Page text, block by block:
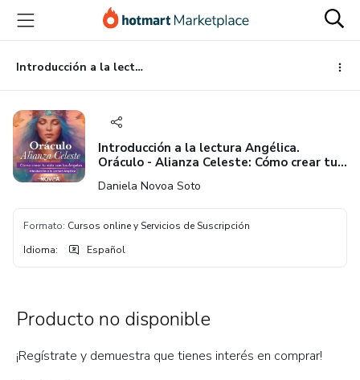
principal
página
de
página
Introducción a la lectura Angélica. Oráculo - Alianza Celeste: Cómo crear tu vida con los ángeles.
Introducción a la lectura Angélica.
Oráculo - Alianza Celeste: Cómo crear tu
Daniela Novoa Soto
Formato: Cursos online y Servicios de Suscripción
Idioma: Español
Producto no disponible
¡Regístrate y demuestra que tienes interés en comprar!